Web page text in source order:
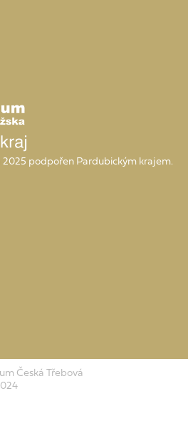
2025 podpořen Pardubickým krajem.
Česká Třebová